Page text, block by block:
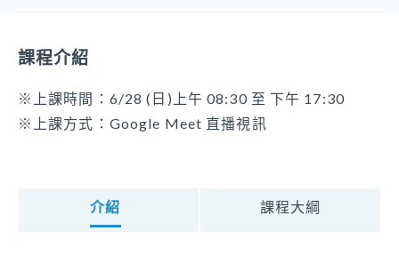
開課屬性
專業課程、專業品質、專業倫理
開課類別
華丰健康實業 ( 康樂活 ) 股份有限公司
國軍臺中總醫院附設護理之家/負責人/護理長
仁德醫護管理專科學校護理系/臨床指導老師
慈明高中照顧服務科/兼任講師
中臺科技大學老人照顧系/兼任講師
高雄市政府消防局新興分隊隊員
臺中市政府消防局中港分隊隊員
課程介紹
※上課時間：6/28 (日)上午 08:30 至 下午 17:30
※上課方式：Google Meet 直播視訊
介紹 課程大綱